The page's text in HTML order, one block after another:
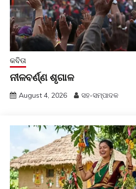
କବିତା
ନୀଳବର୍ଣ୍ଣ ଶୃଗାଳ
August 4, 2026 ସହ-ସମ୍ପାଦକ